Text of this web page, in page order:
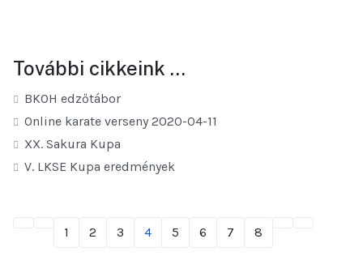
További cikkeink …
BKOH edzőtábor
Online karate verseny 2020-04-11
XX. Sakura Kupa
V. LKSE Kupa eredmények
1 2 3 4 5 6 7 8